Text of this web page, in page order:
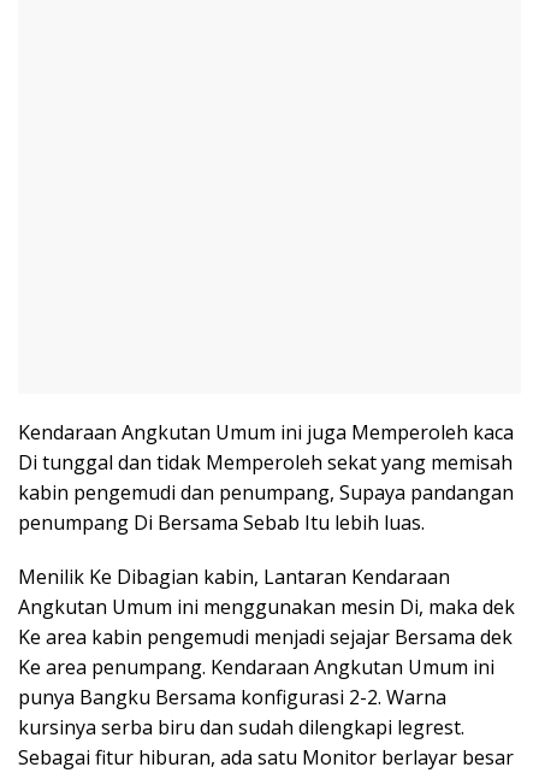
Kendaraan Angkutan Umum ini juga Memperoleh kaca
Di tunggal dan tidak Memperoleh sekat yang memisah
kabin pengemudi dan penumpang, Supaya pandangan
penumpang Di Bersama Sebab Itu lebih luas.
Menilik Ke Dibagian kabin, Lantaran Kendaraan
Angkutan Umum ini menggunakan mesin Di, maka dek
Ke area kabin pengemudi menjadi sejajar Bersama dek
Ke area penumpang. Kendaraan Angkutan Umum ini
punya Bangku Bersama konfigurasi 2-2. Warna
kursinya serba biru dan sudah dilengkapi legrest.
Sebagai fitur hiburan, ada satu Monitor berlayar besar